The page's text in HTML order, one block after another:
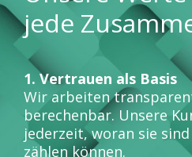
jede
1. Vertrauen als Basis
Wir arbeiten
berechenbar. Unsere
jederzeit, woran sie
zählen können.